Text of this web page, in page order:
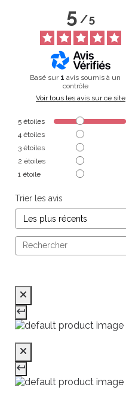
5/5
Basé sur 1 avis soumis à un
contrôle
Voir tous les avis sur ce site
5 étoiles
4 étoiles
3 étoiles
2 étoiles
1 étoile
Trier les avis